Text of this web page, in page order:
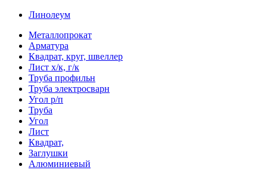
Линолеум
Металлопрокат
Арматура
Квадрат, круг, швеллер
Лист х/к, г/к
Труба профильн
Труба электросварн
Угол р/п
Труба
Угол
Лист
Квадрат,
Заглушки
Алюминиевый